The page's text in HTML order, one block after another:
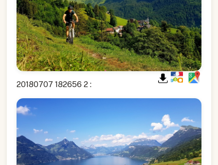
20180707 182656 2 :